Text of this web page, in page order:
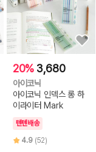
20% 3,680
아이코닉
아이코닉 인덱스 롱 하
이라이터 Mark
텐텐배송
4.9 (52)